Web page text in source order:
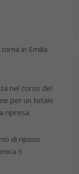
in Emilia
nel corso del
per un totale
ripresa.
di riposo
5